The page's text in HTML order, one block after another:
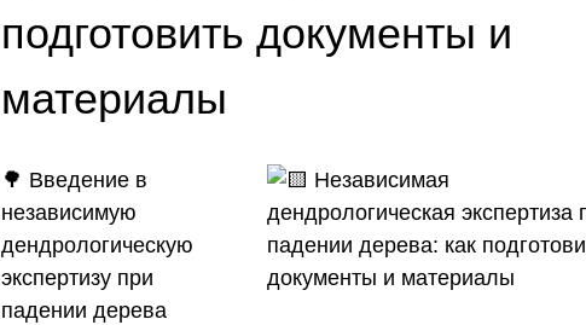
подготовить документы и
материалы
🌳 Введение в
независимую
дендрологическую
экспертизу при
падении дерева